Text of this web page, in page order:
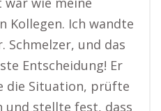
Kollegen. Ich wandte
Schmelzer, und das
Entscheidung! Er
die Situation, prüfte
und stellte fest, dass